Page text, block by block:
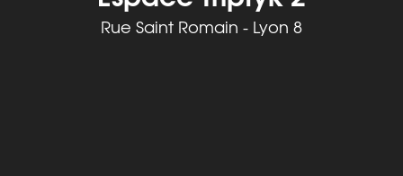
Rue Saint Romain - Lyon 8